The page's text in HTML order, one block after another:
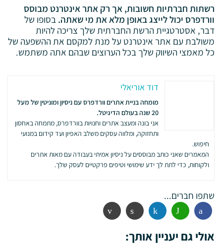
רשתות חברתיות חשובות, אך רק אתר אינטרנט מבוסס
וורדפרס יכול לייצג באופן מלא את מי שאתה.בסופו של
דבר, אסטרטגיית הרשת החברתית שלך צריכה להיות
משולבת עם אתר אינטרנט על מנת למקסם את ההשפעה של
כל מאמצי השיווק שלך בכל הערוצים שבהם אתה משתמש.
דוד אוריאלי
מומחה בניית אתרים וורדפרס עם ניסיון ומוניטין של מעל
20 שנה בעולם הדיגיטל.
אני בונה ומעצב אתרים וחנויות בוורדפרס, מתמחה באחסון
ותחזוקה, ומלווה עסקים משלב האפיון ועד קידום במנועי
חיפוש.
המאמרים שאני כותב מבוססים על ניסיון אמיתי בעבודה עם מאות אתרים
ולקוחות, כדי לתת לך ידע שימושי וטיפים פרקטיים לעסק שלך.
שתפו חברים...
פייסבוק ווטסאפ לינקדין הדפסה אימייל
אולי גם יעניין אותך: